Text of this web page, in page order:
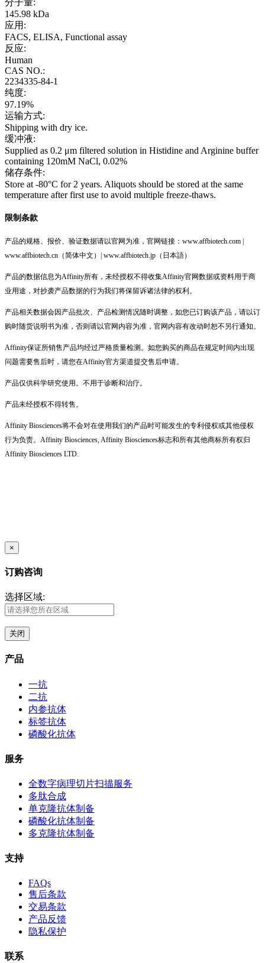
分子量:
145.98 kDa
应用:
FACS, ELISA, Functional assay
反应:
Human
CAS NO.:
2234335-84-1
纯度:
97.19%
运输方式:
Shipping with dry ice.
缓冲液:
Supplied as 0.2 μm filtered solution in Histidine and Arginine buffer
containing 120mM NaCl, 0.02%
储存条件:
Store at -80°C for 2 years. Aliquots should be stored at the same
temperature after first use to avoid multiple freeze-thaws.
限制条款
产品的规格、报价、验证数据请以官网为准，官网链接：www.affbiotech.com |
www.affbiotech.cn（简体中文）| www.affbiotech.jp（日本語）
产品的数据信息为Affinity所有，未经授权不得收集Affinity官网数据或资料用于商
业用途，对抄袭产品数据的行为我们将保留诉诸法律的权利。
产品相关数据会因产品批次、产品检测情况随时调整，如您已订购该产品，请以订
购时随货说明书为准，否则请以官网内容为准，官网内容有改动时恕不另行通知。
Affinity保证所销售产品均经过严格质量检测。如您购买的商品在规定时间内出现
问题需要售后时，请您在Affinity官方渠道提交售后申请。
产品仅供科学研究使用。不用于诊断和治疗。
产品未经授权不得转售。
Affinity Biosciences将不会对在使用我们的产品时可能发生的专利侵权或其他侵权
行为负责。Affinity Biosciences, Affinity Biosciences标志和所有其他商标所有权归
Affinity Biosciences LTD.
×
订购咨询
选择区域:
关闭
产品
一抗
二抗
内参抗体
标签抗体
磷酸化抗体
服务
全数字病理切片扫描服务
多肽合成
单克隆抗体制备
磷酸化抗体制备
多克隆抗体制备
支持
FAQs
售后条款
交易条款
产品反馈
隐私保护
联系